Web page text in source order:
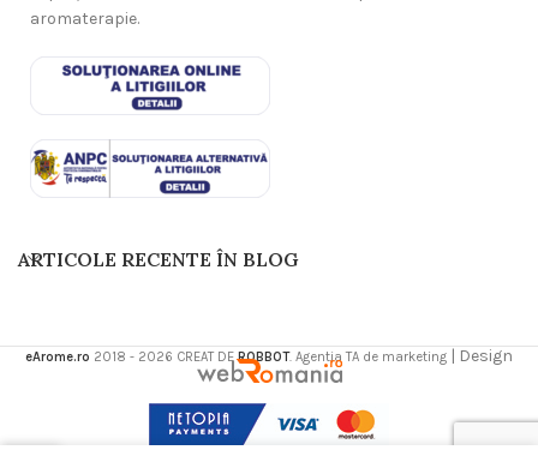
aromaterapie.
ARTICOLE RECENTE ÎN BLOG
eArome.ro 2018 - 2026 CREAT DEROBBOT. Agentia TA de marketing | Design